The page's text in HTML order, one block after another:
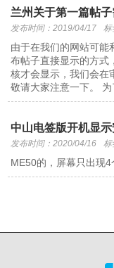
兰州关于第一篇帖
发布时间：2019/04/17 标
由于在我们的网站可能
布帖子直接显示的方式
核才会显示，我们会在
敬请大家注意一下。 为
中山电签版开机显
发布时间：2020/04/16 标
ME50的，屏幕只出现4